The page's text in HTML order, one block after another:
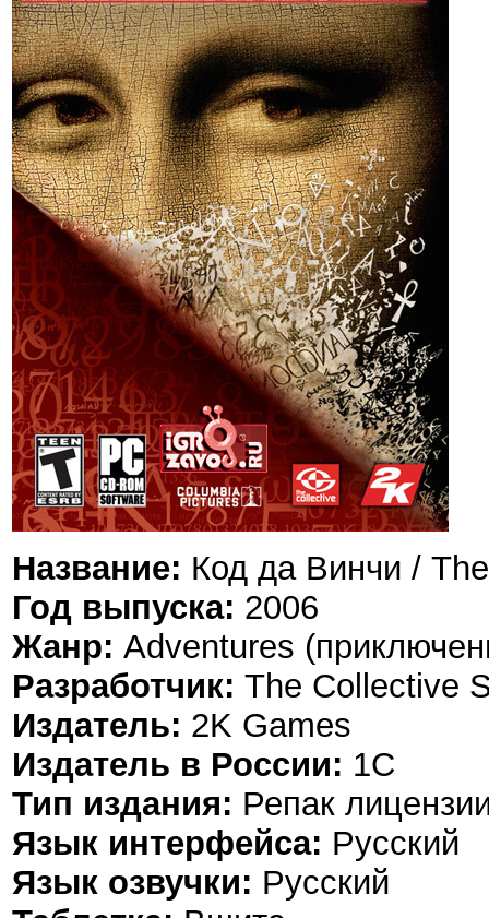
Название: Код да Винчи /
Год выпуска: 2006
Жанр: Adventures
Разработчик: The Collective
Издатель: 2K Games
Издатель в России: 1С
Тип издания: Репак
Язык интерфейса: Русский
Язык озвучки: Русский